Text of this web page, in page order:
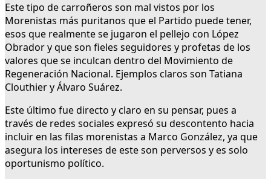
Este tipo de carroñeros son mal vistos por los
Morenistas más puritanos que el Partido puede tener,
esos que realmente se jugaron el pellejo con López
Obrador y que son fieles seguidores y profetas de los
valores que se inculcan dentro del Movimiento de
Regeneración Nacional. Ejemplos claros son Tatiana
Clouthier y Álvaro Suárez.
Este último fue directo y claro en su pensar, pues a
través de redes sociales expresó su descontento hacia
incluir en las filas morenistas a Marco González, ya que
asegura los intereses de este son perversos y es solo
oportunismo político.